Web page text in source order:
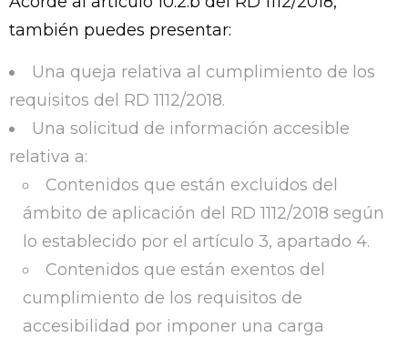
también puedes presentar:
Una queja relativa al cumplimiento de los
requisitos del RD 1112/2018.
Una solicitud de información accesible
relativa a:
Contenidos que están excluidos del
ámbito de aplicación del RD 1112/2018 según
lo establecido por el artículo 3, apartado 4.
Contenidos que están exentos del
cumplimiento de los requisitos de
accesibilidad por imponer una carga